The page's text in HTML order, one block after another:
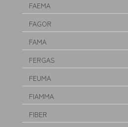
FAEMA
FAGOR
FAMA
FERGAS
FEUMA
FIAMMA
FIBER